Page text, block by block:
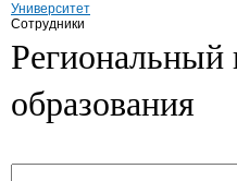
Университет
Сотрудники
Региональный
образования